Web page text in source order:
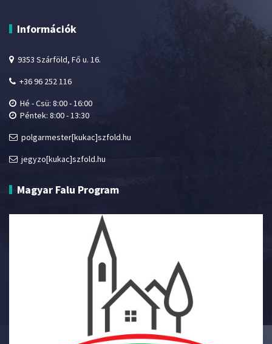
Információk
9353 Szárföld, Fő u. 16.
+36 96 252 116
Hé - Csü: 8:00 - 16:00
Péntek: 8:00 - 13:30
polgarmester[kukac]szfold.hu
jegyzo[kukac]szfold.hu
Magyar Falu Program